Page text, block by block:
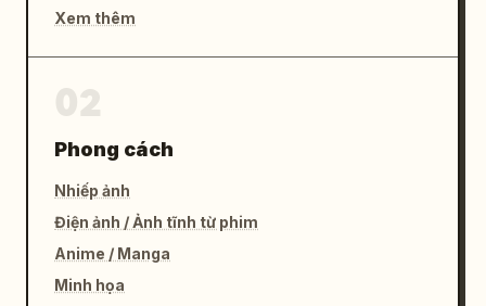
Xem thêm
Phong cách
Nhiếp ảnh
Điện ảnh / Ảnh tĩnh từ phim
Anime / Manga
Minh họa